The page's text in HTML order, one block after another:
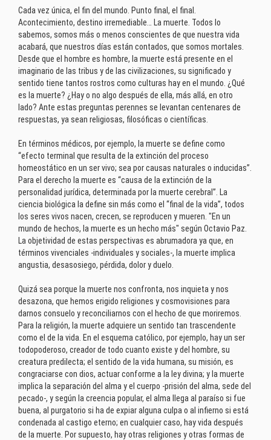
Cada vez única, el fin del mundo. Punto final, el final.
Acontecimiento, destino irremediable… La muerte. Todos lo
sabemos, somos más o menos conscientes de que nuestra vida
acabará, que nuestros días están contados, que somos mortales.
Desde que el hombre es hombre, la muerte está presente en el
imaginario de las tribus y de las civilizaciones, su significado y
sentido tiene tantos rostros como culturas hay en el mundo. ¿Qué
es la muerte? ¿Hay o no algo después de ella, más allá, en otro
lado? Ante estas preguntas perennes se levantan centenares de
respuestas, ya sean religiosas, filosóficas o científicas.
En términos médicos, por ejemplo, la muerte se define como
“efecto terminal que resulta de la extinción del proceso
homeostático en un ser vivo; sea por causas naturales o inducidas”.
Para el derecho la muerte es “causa de la extinción de la
personalidad jurídica, determinada por la muerte cerebral”. La
ciencia biológica la define sin más como el “final de la vida”, todos
los seres vivos nacen, crecen, se reproducen y mueren. "En un
mundo de hechos, la muerte es un hecho más" según Octavio Paz.
La objetividad de estas perspectivas es abrumadora ya que, en
términos vivenciales -individuales y sociales-, la muerte implica
angustia, desasosiego, pérdida, dolor y duelo.
Quizá sea porque la muerte nos confronta, nos inquieta y nos
desazona, que hemos erigido religiones y cosmovisiones para
darnos consuelo y reconciliarnos con el hecho de que moriremos.
Para la religión, la muerte adquiere un sentido tan trascendente
como el de la vida. En el esquema católico, por ejemplo, hay un ser
todopoderoso, creador de todo cuanto existe y del hombre, su
creatura predilecta; el sentido de la vida humana, su misión, es
congraciarse con dios, actuar conforme a la ley divina; y la muerte
implica la separación del alma y el cuerpo -prisión del alma, sede del
pecado-, y según la creencia popular, el alma llega al paraíso si fue
buena, al purgatorio si ha de expiar alguna culpa o al infierno si está
condenada al castigo eterno; en cualquier caso, hay vida después
de la muerte. Por supuesto, hay otras religiones y otras formas de